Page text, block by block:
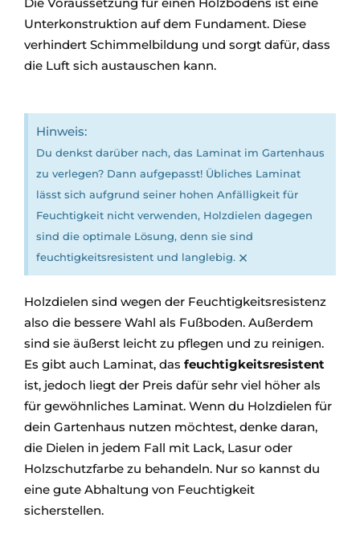
Unterkonstruktion auf dem Fundament. Diese
verhindert Schimmelbildung und sorgt dafür, dass
die Luft sich austauschen kann.
Hinweis:
Du denkst darüber nach, das Laminat im Gartenhaus
zu verlegen? Dann aufgepasst! Übliches Laminat
lässt sich aufgrund seiner hohen Anfälligkeit für
Feuchtigkeit nicht verwenden, Holzdielen dagegen
sind die optimale Lösung, denn sie sind
feuchtigkeitsresistent und langlebig. ×
Holzdielen sind wegen der Feuchtigkeitsresistenz
also die bessere Wahl als Fußboden. Außerdem
sind sie äußerst leicht zu pflegen und zu reinigen.
Es gibt auch Laminat, das feuchtigkeitsresistent
ist, jedoch liegt der Preis dafür sehr viel höher als
für gewöhnliches Laminat. Wenn du Holzdielen für
dein Gartenhaus nutzen möchtest, denke daran,
die Dielen in jedem Fall mit Lack, Lasur oder
Holzschutzfarbe zu behandeln. Nur so kannst du
eine gute Abhaltung von Feuchtigkeit
sicherstellen.